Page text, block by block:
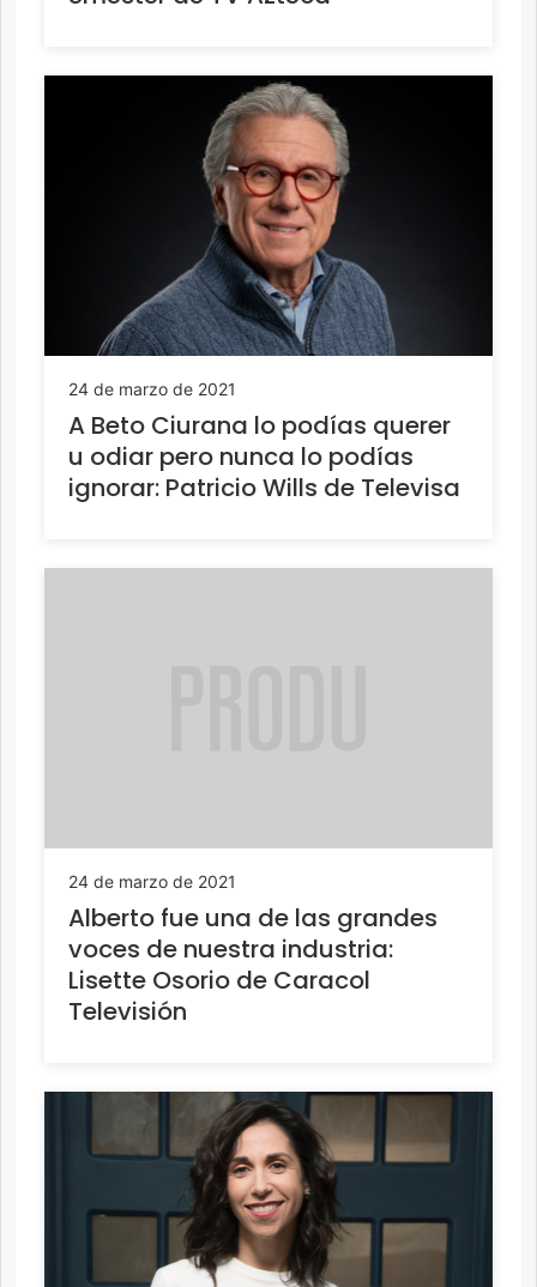
24 de marzo de 2021
A Beto Ciurana lo podías querer
u odiar pero nunca lo podías
ignorar: Patricio Wills de Televisa
24 de marzo de 2021
Alberto fue una de las grandes
voces de nuestra industria:
Lisette Osorio de Caracol
Televisión